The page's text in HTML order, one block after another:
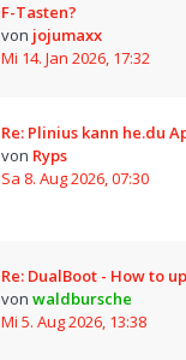
F-Tasten?
von jojumaxx
Mi 14. Jan 2026, 17:32
Re: Plinius kann he.du
von Ryps
Sa 8. Aug 2026, 07:30
Re: DualBoot - How to
von waldbursche
Mi 5. Aug 2026, 13:38